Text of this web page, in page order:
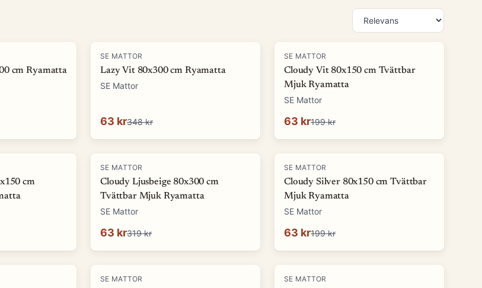
cm Ryamatta
-82%
SE MATTOR
Lazy Vit 80x300 cm Ryamatta
SE Mattor
63 kr348 kr
-68%
SE MATTOR
Cloudy Vit 80x150 cm Tvättbar
Mjuk Ryamatta
SE Mattor
63 kr199 kr
cm
-80%
SE MATTOR
Cloudy Ljusbeige 80x300 cm
Tvättbar Mjuk Ryamatta
SE Mattor
63 kr319 kr
-68%
SE MATTOR
Cloudy Silver 80x150 cm Tvättbar
Mjuk Ryamatta
SE Mattor
63 kr199 kr
-81 %
SE MATTOR -86%
SE MATTOR